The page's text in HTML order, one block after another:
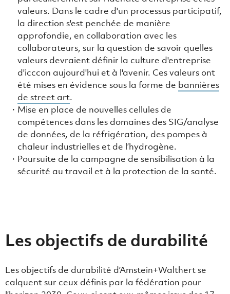
valeurs. Dans le cadre d'un processus participatif,
la direction s'est penchée de manière
approfondie, en collaboration avec les
collaborateurs, sur la question de savoir quelles
valeurs devraient définir la culture d'entreprise
d'icccon aujourd'hui et à l'avenir. Ces valeurs ont
été mises en évidence sous la forme de bannières
de street art.
Mise en place de nouvelles cellules de
compétences dans les domaines des SIG/analyse
de données, de la réfrigération, des pompes à
chaleur industrielles et de l’hydrogène.
Poursuite de la campagne de sensibilisation à la
sécurité au travail et à la protection de la santé.
Les objectifs de durabilité
Les objectifs de durabilité d’Amstein+Walthert se
calquent sur ceux définis par la fédération pour